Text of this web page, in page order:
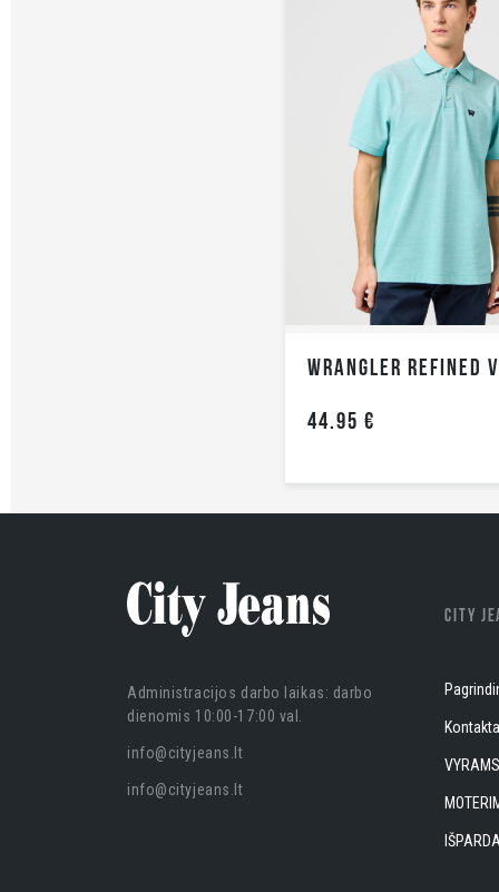
44.95 €
Administracijos darbo laikas: darbo
dienomis 10:00-17:00 val.
info@cityjeans.lt
info@cityjeans.lt
CITY
VYRAMS